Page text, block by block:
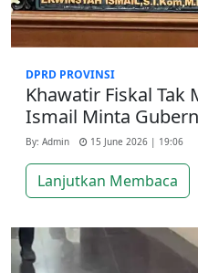
DPRD PROVINSI
Khawatir Fiskal Tak
Ismail Minta
By: Admin 15 June 2026 | 19:06
Lanjutkan Membaca